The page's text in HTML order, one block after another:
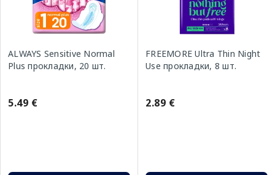
ALWAYS Sensitive Normal
Plus прокладки, 20 шт.
5.49 €
FREEMORE Ultra Thin Night
Use прокладки, 8 шт.
2.89 €